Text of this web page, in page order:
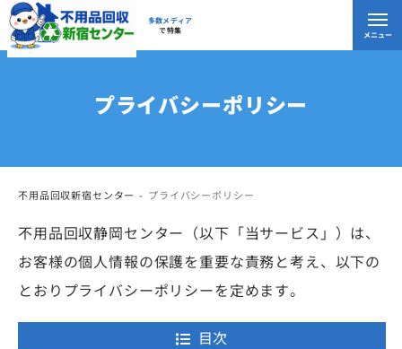
多数メディア
で特集
メニュー
プライバシーポリシー
不用品回収新宿センター プライバシーポリシー
不用品回収静岡センター（以下「当サービス」）は、
お客様の個人情報の保護を重要な責務と考え、以下の
とおりプライバシーポリシーを定めます。
目次